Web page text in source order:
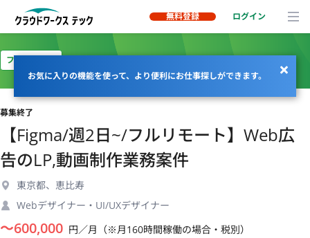
無料登録 ログイン
お気に入りの機能を使って、より便利にお仕事探しができます。
フルリモート
募集終了
【Figma/週2日~/フルリモート】Web広
告のLP,動画制作業務案件
東京都、恵比寿
Webデザイナー・UI/UXデザイナー
〜600,000 円／月（※月160時間稼働の場合・税別）